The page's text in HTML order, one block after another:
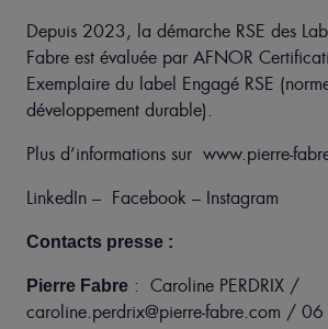
Depuis 2023, la démarche RSE des
Fabre est évaluée par AFNOR
Exemplaire du label Engagé RSE
développement durable).
Plus d’informations sur www.pierre-
LinkedIn – Facebook – Instagram
Contacts presse :
Pierre Fabre : Caroline PERDRIX /
caroline.perdrix@pierre-fabre.com / 06